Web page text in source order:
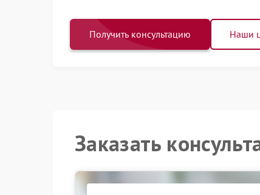
Получить консультацию Наши
Заказать